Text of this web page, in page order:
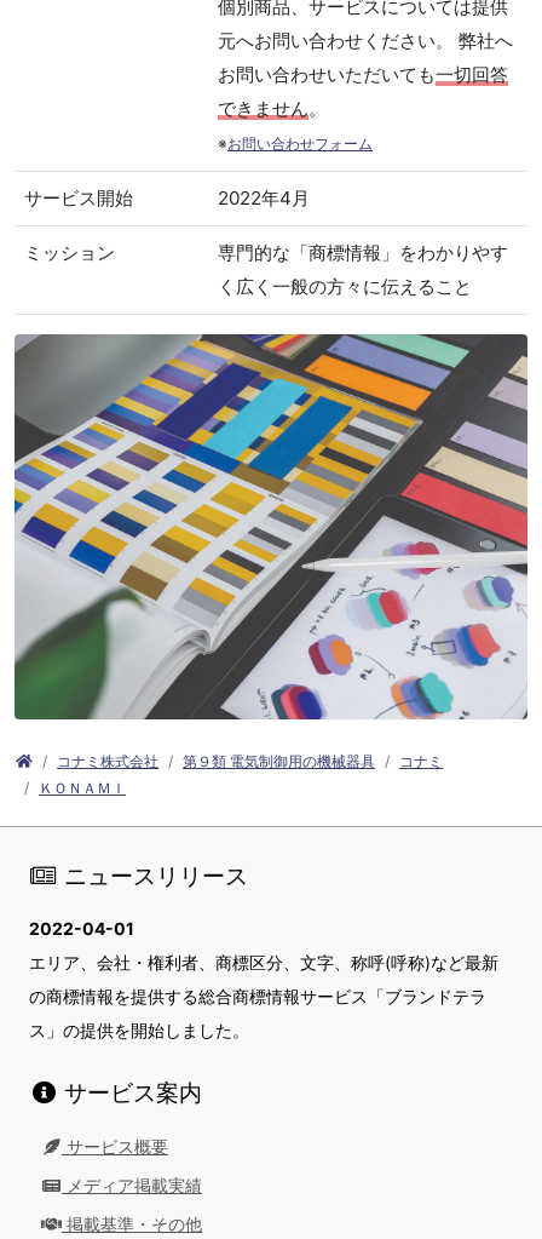
個別商品、サービスについては提供
元へお問い合わせください。 弊社へ
お問い合わせいただいても一切回答
できません。
※お問い合わせフォーム
サービス開始 2022年4月
ミッション
専門的な「商標情報」をわかりやす
く広く一般の方々に伝えること
コナミ株式会社 第９類 電気制御用の機械器具
コナミ
ＫＯＮＡＭＩ
ニュースリリース
2022-04-01
エリア、会社・権利者、商標区分、文字、称呼(呼称)など最新
の商標情報を提供する総合商標情報サービス「ブランドテラ
ス」の提供を開始しました。
サービス案内
サービス概要
メディア掲載実績
掲載基準・その他